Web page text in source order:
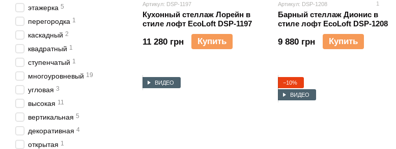
Артикул: DSP-1197
Кухонный стеллаж Лорейн в
стиле лофт EcoLoft DSP-1197
11 280 грн Купить
Артикул: DSP-1208 1
Барный стеллаж Дионис в
стиле лофт EcoLoft DSP-1208
9 880 грн Купить
ВИДЕО
−10%
ВИДЕО
этажерка 5
перегородка 1
каскадный 2
квадратный 1
ступенчатый 1
многоуровневый 19
угловая 3
высокая 11
вертикальная 5
декоративная 4
открытая 1